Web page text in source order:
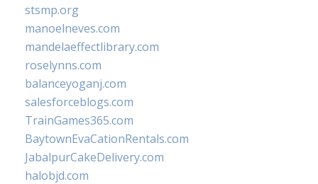
stsmp.org
manoelneves.com
mandelaeffectlibrary.com
roselynns.com
balanceyoganj.com
salesforceblogs.com
TrainGames365.com
BaytownEvaCationRentals.com
JabalpurCakeDelivery.com
halobjd.com